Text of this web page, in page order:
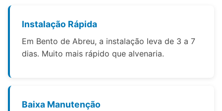
Instalação Rápida
Em Bento de Abreu, a instalação leva de 3 a 7
dias. Muito mais rápido que alvenaria.
Baixa Manutenção